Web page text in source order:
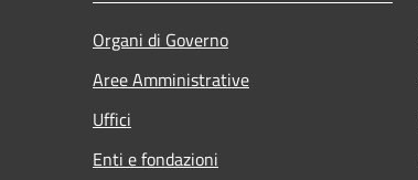
Organi di Governo
Aree Amministrative
Uffici
Enti e fondazioni